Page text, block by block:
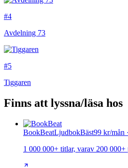
#4
Avdelning 73
#5
Tiggaren
Finns att lyssna/läsa hos
BookBeatLjudbokBäst99 kr/mån
1 000 000+ titlar, varav 200 000+